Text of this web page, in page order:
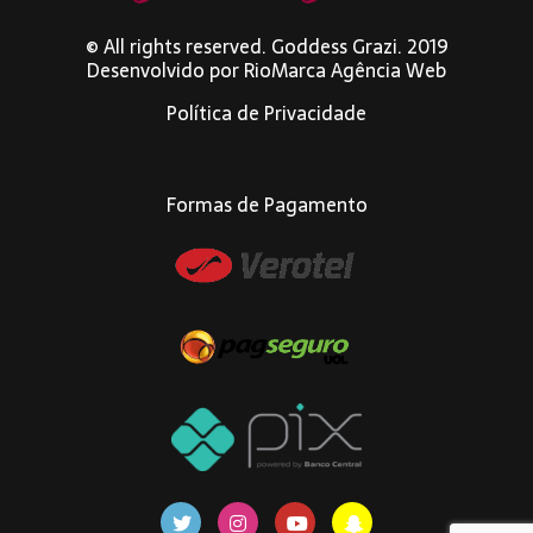
© All rights reserved. Goddess Grazi. 2019
Desenvolvido porRioMarca Agência Web
Política de Privacidade
Formas de Pagamento